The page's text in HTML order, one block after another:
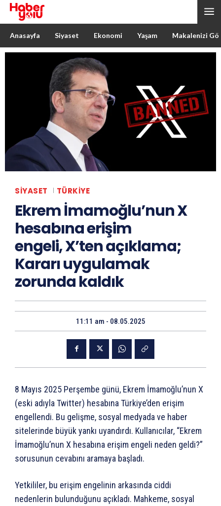
Anasayfa Siyaset Ekonomi Yaşam Makalenizi
SIYASET TÜRKIYE
Ekrem İmamoğlu’nun X
hesabına erişim
engeli, X’ten açıklama;
Kararı uygulamak
zorunda kaldık
11:11 am - 08.05.2025
8 Mayıs 2025 Perşembe günü, Ekrem İmamoğlu’nun X
(eski adıyla Twitter) hesabına Türkiye’den erişim
engellendi. Bu gelişme, sosyal medyada ve haber
sitelerinde büyük yankı uyandırdı. Kullanıcılar, “Ekrem
İmamoğlu’nun X hesabına erişim engeli neden geldi?”
sorusunun cevabını aramaya başladı.
Yetkililer, bu erişim engelinin arkasında ciddi
nedenlerin bulunduğunu açıkladı. Mahkeme, sosyal